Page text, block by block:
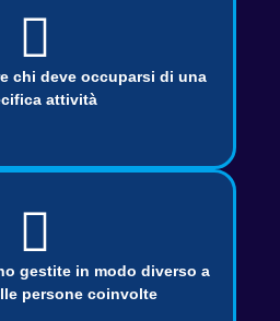
chi deve occuparsi di una
attività
gestite in modo diverso a
persone coinvolte
l'agente AI di Vismarcorp. In